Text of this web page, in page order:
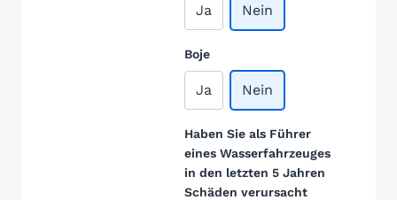
Ja Nein
Boje
Ja Nein
Haben Sie als Führer
eines Wasserfahrzeuges
in den letzten 5 Jahren
Schäden verursacht